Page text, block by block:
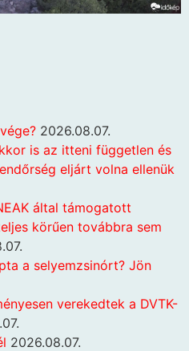
2026.08.07.
is az itteni független és
eljárt volna ellenük
által támogatott
körűen továbbra sem
a selyemzsinórt? Jön
verekedtek a DVTK-
2026.08.07.